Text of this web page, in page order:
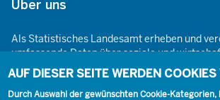
Über uns
Als Statistisches Landesamt erheben und
umfassende Daten über soziale und
Gegebenheiten. Dabei sind wir den
Objektivität, wissenschaftlichen
statistischen Geheimhaltung verpflichtet.
AUF DIESER SEITE WERDEN COOKIES
Durch Auswahl der gewünschten Cookie-Kategorien,